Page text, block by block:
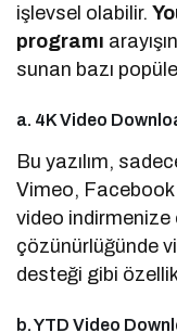
işlevsel olabilir.
programı
sunan bazı
a. 4K Video
Bu yazılım,
Vimeo,
video indirmenize
çözünürlüğünde
desteği gibi
b. YTD Video